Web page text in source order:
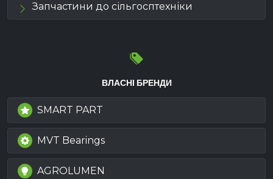
Запчастини до сільгосптехніки
ВЛАСНІ БРЕНДИ
SMART PART
MVT Bearings
AGROLUMEN